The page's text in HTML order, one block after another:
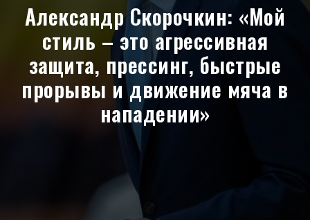
Александр Скорочкин: «Мой
стиль – это агрессивная
защита, прессинг, быстрые
прорывы и движение мяча в
нападении»